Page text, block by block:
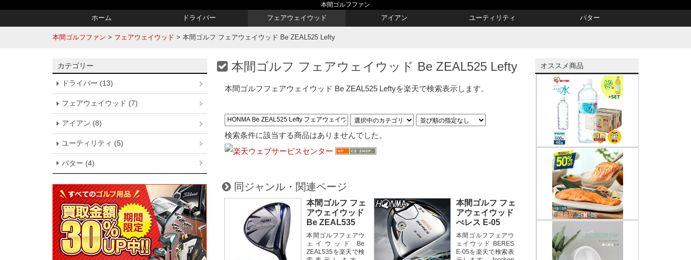
本間ゴルフファン
ホーム ドライバー フェアウェイウッド アイアン ユーティリティ パター
本間ゴルフファン > フェアウェイウッド > 本間ゴルフ フェアウェイウッド Be ZEAL525 Lefty
本間ゴルフ フェアウェイウッド Be ZEAL525 Lefty
本間ゴルフフェアウェイウッド Be ZEAL525 Leftyを楽天で検索表示します。
検索条件に該当する商品はありませんでした。
同ジャンル・関連ページ
本間ゴルフ フェ
アウェイウッド
Be ZEAL535
本間ゴルフフェアウ
ェイウッド Be
ZEAL535を楽天で検
本間ゴルフ フェ
アウェイウッド
べレス E-05
本間ゴルフフェアウ
ェイウッド BERES
E-05を楽天で検索表
カテゴリー
ドライバー (13)
フェアウェイウッド (7)
アイアン (8)
ユーティリティ (5)
パター (4)
オススメ商品